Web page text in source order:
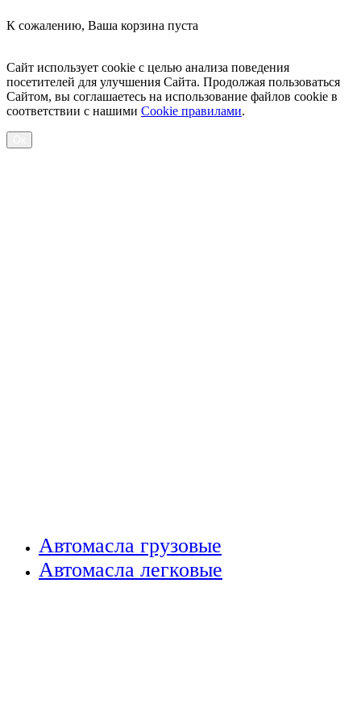
К сожалению, Ваша корзина пуста
Сайт использует cookie с целью анализа поведения
посетителей для улучшения Сайта. Продолжая пользоваться
Сайтом, вы соглашаетесь на использование файлов cookie в
соответствии с нашими Cookiе правилами.
Автомасла грузовые
Автомасла легковые